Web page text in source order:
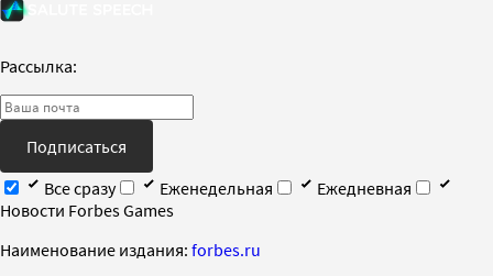
Рассылка:
Подписаться
Все сразу
Еженедельная
Ежедневная
Новости Forbes Games
Наименование издания: forbes.ru